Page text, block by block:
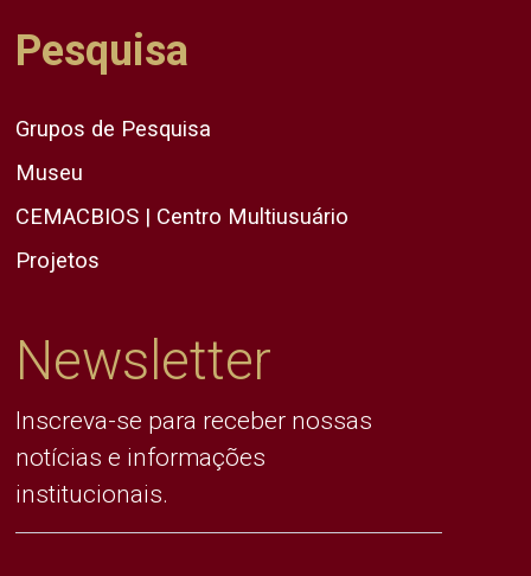
Pesquisa
Grupos de Pesquisa
Museu
CEMACBIOS | Centro Multiusuário
Projetos
Newsletter
Inscreva-se para receber nossas
notícias e informações
institucionais.